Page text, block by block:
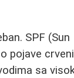
SPF
pojave
sa